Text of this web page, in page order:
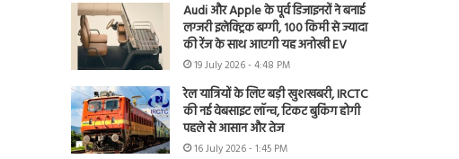
Audi और Apple के पूर्व डिजाइनरों ने बनाई
लग्जरी इलेक्ट्रिक बग्गी, 100 किमी से ज्यादा
की रेंज के साथ आएगी यह अनोखी EV
19 July 2026 - 4:48 PM
रेल यात्रियों के लिए बड़ी खुशखबरी, IRCTC
की नई वेबसाइट लॉन्च, टिकट बुकिंग होगी
पहले से आसान और तेज
16 July 2026 - 1:45 PM